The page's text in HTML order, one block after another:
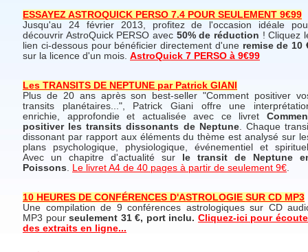
ESSAYEZ ASTROQUICK PERSO 7.4 POUR SEULEMENT 9€99
Jusqu'au 24 février 2013, profitez de l'occasion idéale
découvrir AstroQuick PERSO avec 50% de réduction ! Cliquez
lien ci-dessous pour bénéficier directement d'une remise de 10
sur la licence d'un mois. AstroQuick 7 PERSO à 9€99
Les TRANSITS DE NEPTUNE par Patrick GIANI
Plus de 20 ans après son best-seller "Comment positiver
transits planétaires...", Patrick Giani offre une
enrichie, approfondie et actualisée avec ce livret
positiver les transits dissonants de Neptune. Chaque
dissonant par rapport aux éléments du thème est analysé sur
plans psychologique, physiologique, événementiel et
Avec un chapitre d'actualité sur
le transit de Neptune
Poissons. Le livret A4 de 40 pages à partir de seulement 9€.
10 HEURES DE CONFÉRENCES D'ASTROLOGIE SUR CD MP3
Une compilation de 9 conférences astrologiques sur CD
MP3 pourseulement 31 €, port inclu. Cliquez-ici pour
des extraits en ligne...